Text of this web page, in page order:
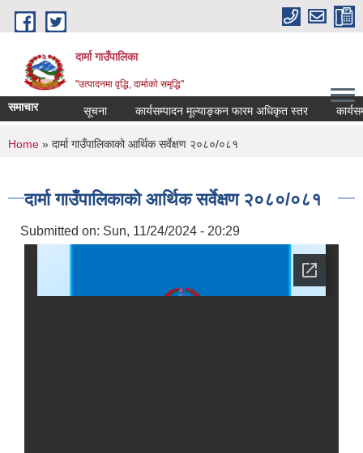
Skip to main content
दार्मा गाउँपालिका
"उत्पादनमा वृद्धि, दार्माको समृद्धि"
समाचार कार्यसम्पादन मूल्याङ्कन फारम अधिकृत स्तर
You are here
Home » दार्मा गाउँपालिकाको आर्थिक सर्वेक्षण २०८०/०८१
दार्मा गाउँपालिकाको आर्थिक सर्वेक्षण २०८०/०८१
Submitted on: Sun, 11/24/2024 - 20:29